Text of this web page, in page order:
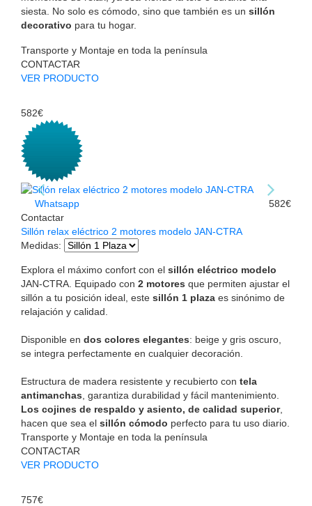
siesta. No solo es cómodo, sino que también es un sillón
decorativo para tu hogar.
Transporte y Montaje en toda la península
CONTACTAR
VER PRODUCTO
582€
Whatsapp
Contactar
582€
Sillón relax eléctrico 2 motores modelo JAN-CTRA
Medidas:
Explora el máximo confort con el sillón eléctrico modelo
JAN-CTRA. Equipado con 2 motores que permiten ajustar el
sillón a tu posición ideal, este sillón 1 plaza es sinónimo de
relajación y calidad.
Disponible en dos colores elegantes: beige y gris oscuro,
se integra perfectamente en cualquier decoración.
Estructura de madera resistente y recubierto con tela
antimanchas , garantiza durabilidad y fácil mantenimiento.
Los cojines de respaldo y asiento, de calidad superior,
hacen que sea el sillón cómodo perfecto para tu uso diario.
Transporte y Montaje en toda la península
CONTACTAR
VER PRODUCTO
757€